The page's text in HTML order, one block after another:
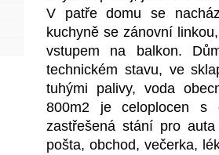
V patře domu se
kuchyně se zánovní
vstupem na balkon.
technickém stavu, ve
tuhými palivy, voda
800m2 je celoplocen s
zastřešená stání pro
pošta, obchod, večerka,